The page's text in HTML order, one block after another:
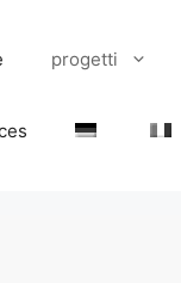
progetti